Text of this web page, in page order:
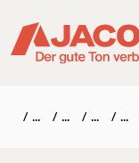
/ / / /